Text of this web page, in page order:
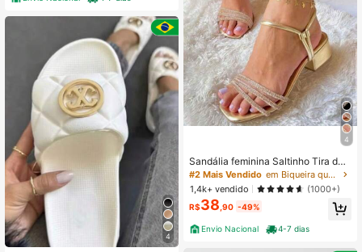
4
4
Sandália feminina Saltinho Tira de
Strass Brilho Luxo Calce Fácil Conf
ortável Fivela
#2 Mais Vendido
em Biqueira quadrada Sandálias Femininas
1,4k+ vendido
(1000+)
R$38 ,90 -49%
Envio Nacional 4-7 dias